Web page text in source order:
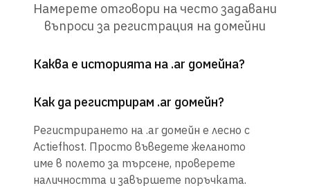
Намерете отговори на често задавани
въпроси за регистрация на домейни
Каква е историята на .ar домейна?
Как да регистрирам .ar домейн?
Регистрирането на .ar домейн е лесно с
Actiefhost. Просто въведете желаното
име в полето за търсене, проверете
наличността и завършете поръчката.